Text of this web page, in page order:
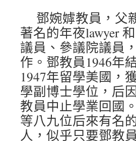
鄧婉嫭教員，父
著名的年夜lawyer
議員、參議院議員
作。鄧教員1946年
1947年留學美國，
學副博士學位，后
教員中止學業回國
等八九位后來有名
人，似乎只要鄧教